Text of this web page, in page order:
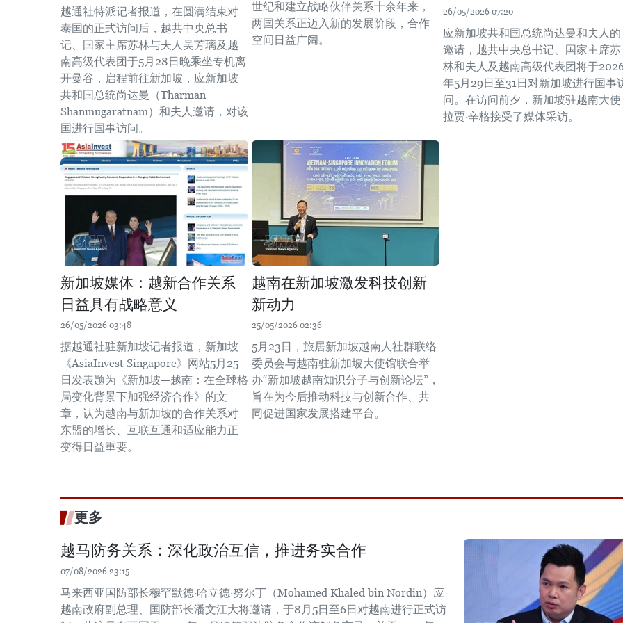
越通社特派记者报道，在圆满结束对
泰国的正式访问后，越共中央总书
记、国家主席苏林与夫人吴芳璃及越
南高级代表团于5月28日晚乘坐专机离
开曼谷，启程前往新加坡，应新加坡
共和国总统尚达曼（Tharman
Shanmugaratnam）和夫人邀请，对该
国进行国事访问。
世纪和建立战略伙伴关系十余年来，
两国关系正迈入新的发展阶段，合作
空间日益广阔。
26/05/2026 07:20
应新加坡共和国总统尚达曼和夫人的
邀请，越共中央总书记、国家主席苏
林和夫人及越南高级代表团将于
年5月29日至31日对新加坡进行国事
问。在访问前夕，新加坡驻越南大使
拉贾·辛格接受了媒体采访。
新加坡媒体：越新合作关系
日益具有战略意义
26/05/2026 03:48
据越通社驻新加坡记者报道，新加坡
《AsiaInvest Singapore》网站5月25
日发表题为《新加坡—越南：在全球格
局变化背景下加强经济合作》的文
章，认为越南与新加坡的合作关系对
东盟的增长、互联互通和适应能力正
变得日益重要。
越南在新加坡激发科技创新
新动力
25/05/2026 02:36
5月23日，旅居新加坡越南人社群联络
委员会与越南驻新加坡大使馆联合举
办“新加坡越南知识分子与创新论坛”，
旨在为今后推动科技与创新合作、共
同促进国家发展搭建平台。
更多
越马防务关系：深化政治互信，推进务实合作
07/08/2026 23:15
马来西亚国防部长穆罕默德·哈立德·努尔丁（Mohamed Khaled bin Nordin）应
越南政府副总理、国防部长潘文江大将邀请，于8月5日至6日对越南进行正式访